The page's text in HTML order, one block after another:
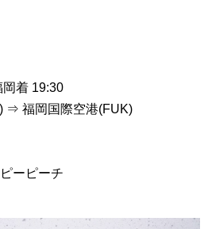
岡着 19:30
⇒ 福岡国際空港(FUK)
ーピーチ